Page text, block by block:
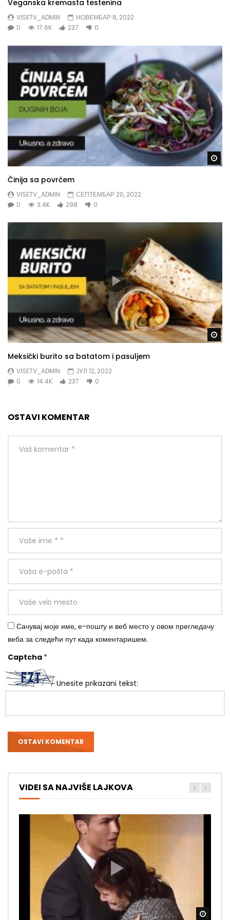
Veganska kremasta testenina
VISETV_ADMIN
НОВЕМБАР 8, 2022
0
17.6K 237 0
Činija sa povrćem
VISETV_ADMIN
СЕПТЕМБАР 20, 2022
0
3.4K 298 0
Meksički burito sa batatom i pasuljem
VISETV_ADMIN
ЈУЛ 12, 2022
0
14.4K 237 0
OSTAVI KOMENTAR
Сачувај моје име, е-пошту и веб место у овом прегледачу
веба за следећи пут када коментаришем.
Captcha *
Unesite prikazani tekst:
VIDEI SA NAJVIŠE LAJKOVA